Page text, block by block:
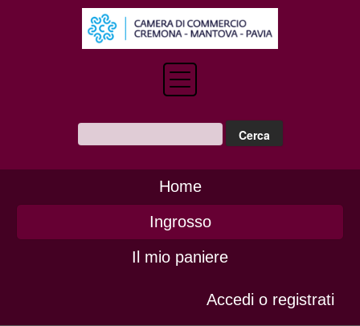
Home
Ingrosso
Il mio paniere
Accedi o registrati